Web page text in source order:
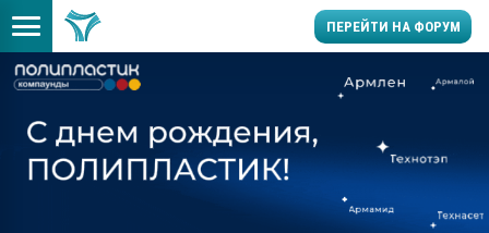
ПЕРЕЙТИ НА ФОРУМ
заводу пластмасс"